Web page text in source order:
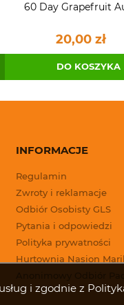
i zgodnie z
60 Day Grapefruit
20,00 zł
DO KOSZYKA
INFORMACJE
Regulamin
Zwroty i reklamacje
Odbiór Osobisty GLS
Pytania i odpowiedzi
Polityka prywatności
Hurtownia Nasion